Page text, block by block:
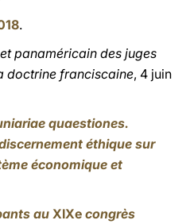
.
panaméricain des juges
doctrine franciscaine, 4 juin
quaestiones.
éthique sur
économique et
auXIXe congrès